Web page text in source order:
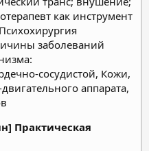
как инструмент
заболеваний
сосудистой, Кожи,
аппарата,
Практическая